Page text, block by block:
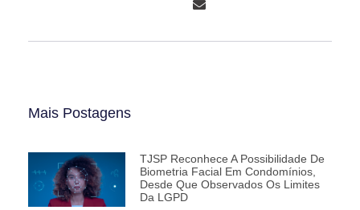
Mais Postagens
TJSP Reconhece A Possibilidade De
Biometria Facial Em Condomínios,
Desde Que Observados Os Limites
Da LGPD